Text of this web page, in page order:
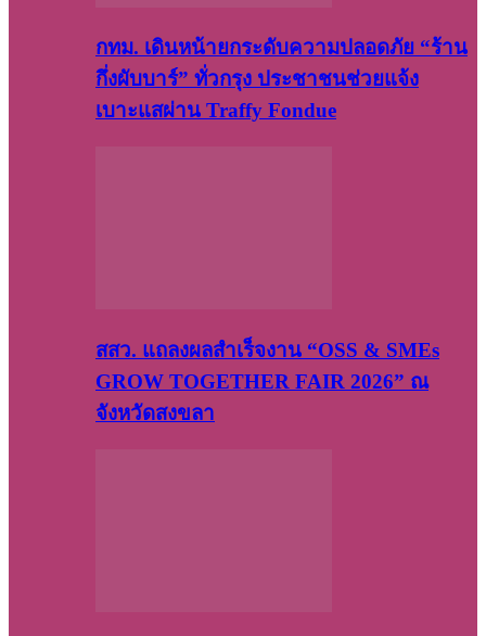
กทม. เดินหน้ายกระดับความปลอดภัย “ร้าน
กึ่งผับบาร์” ทั่วกรุง ประชาชนช่วยแจ้ง
เบาะแสผ่าน Traffy Fondue
สสว. แถลงผลสำเร็จงาน “OSS & SMEs
GROW TOGETHER FAIR 2026” ณ
จังหวัดสงขลา